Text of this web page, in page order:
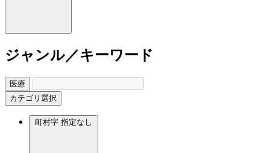
ジャンル／キーワード
医療
カテゴリ選択
町村字 指定なし